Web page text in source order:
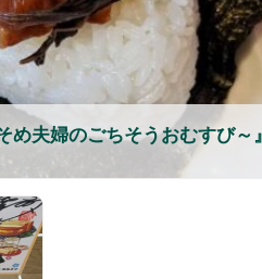
め夫婦のごちそうおむすび～